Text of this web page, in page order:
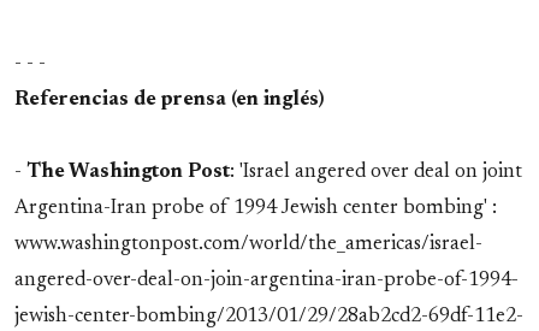
- - -
Referencias de prensa (en inglés)
- The Washington Post: 'Israel angered over deal on joint
Argentina-Iran probe of 1994 Jewish center bombing' :
www.washingtonpost.com/world/the_americas/israel-
angered-over-deal-on-join-argentina-iran-probe-of-1994-
jewish-center-bombing/2013/01/29/28ab2cd2-69df-11e2-